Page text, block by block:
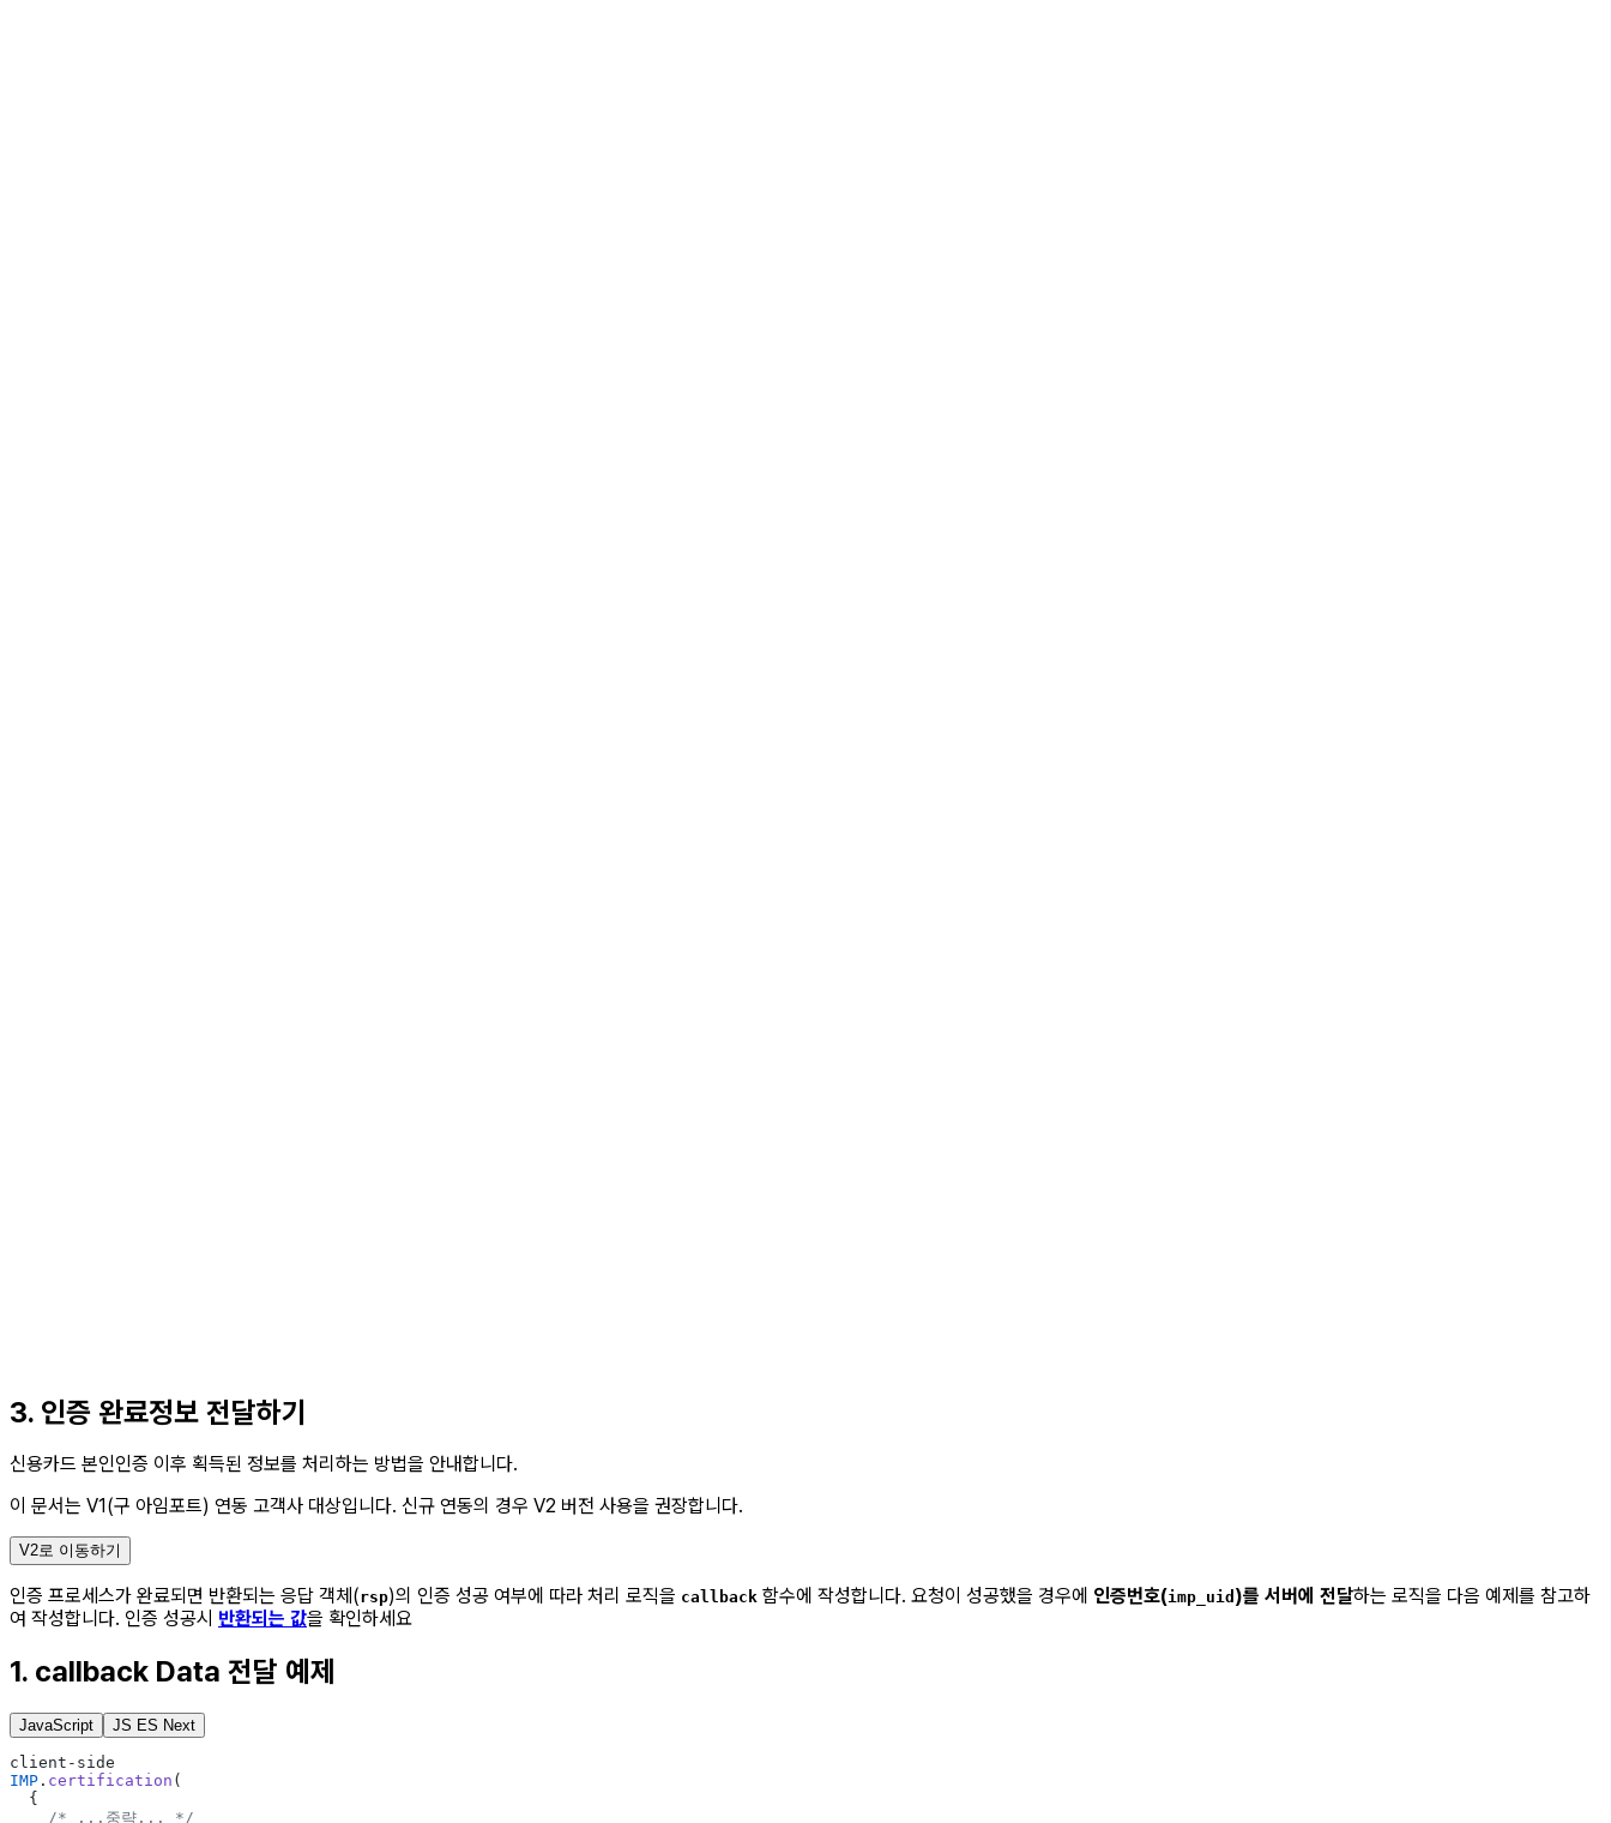
3. 인증 완료정보 전달하기
신용카드 본인인증 이후 획득된 정보를 처리하는 방법을 안내합니다.
이 문서는 V1(구 아임포트) 연동 고객사 대상입니다. 신규 연동의 경우 V2 버전 사용을 권장합니다.
V2로 이동하기
인증 프로세스가 완료되면 반환되는 응답 객체(rsp)의 인증 성공 여부에 따라 처리 로직을 callback 함수에 작성합니다. 요청이 성공했을 경우에 인증번호(imp_uid )를 서버에 전달하는 로직을 다음 예제를 참고하
여 작성합니다. 인증 성공시 반환되는 값을 확인하세요
1. callback Data 전달 예제
JavaScript JS ES Next
client-side
IMP . certification (
  {
    /* ...중략... */